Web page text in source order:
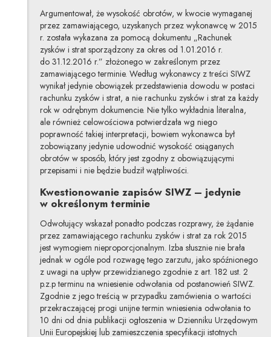
Argumentował, że wysokość obrotów, w kwocie wymaganej
przez zamawiającego, uzyskanych przez wykonawcę w 2015
r. została wykazana za pomocą dokumentu „Rachunek
zysków i strat sporządzony za okres od 1.01.2016 r.
do 31.12.2016 r.” złożonego w zakreślonym przez
zamawiającego terminie. Według wykonawcy z treści SIWZ
wynikał jedynie obowiązek przedstawienia dowodu w postaci
rachunku zysków i strat, a nie rachunku zysków i strat za każdy
rok w odrębnym dokumencie. Nie tylko wykładnia literalna,
ale również celowościowa potwierdzała wg niego
poprawność takiej interpretacji, bowiem wykonawca był
zobowiązany jedynie udowodnić wysokość osiąganych
obrotów w sposób, który jest zgodny z obowiązującymi
przepisami i nie będzie budził wątpliwości.
Kwestionowanie zapisów SIWZ – jedynie
w określonym terminie
Odwołujący wskazał ponadto podczas rozprawy, że żądanie
przez zamawiającego rachunku zysków i strat za rok 2015
jest wymogiem nieproporcjonalnym. Izba słusznie nie brała
jednak w ogóle pod rozwagę tego zarzutu, jako spóźnionego
z uwagi na upływ przewidzianego zgodnie z art. 182 ust. 2
p.z.p terminu na wniesienie odwołania od postanowień SIWZ.
Zgodnie z jego treścią w przypadku zamówienia o wartości
przekraczającej progi unijne termin wniesienia odwołania to
10 dni od dnia publikacji ogłoszenia w Dzienniku Urzędowym
Unii Europejskiej lub zamieszczenia specyfikacji istotnych